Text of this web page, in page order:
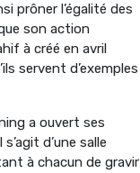
prôner l’égalité des
son action
à créé en avril
servent d’exemples
a ouvert ses
d’une salle
à chacun de gravir